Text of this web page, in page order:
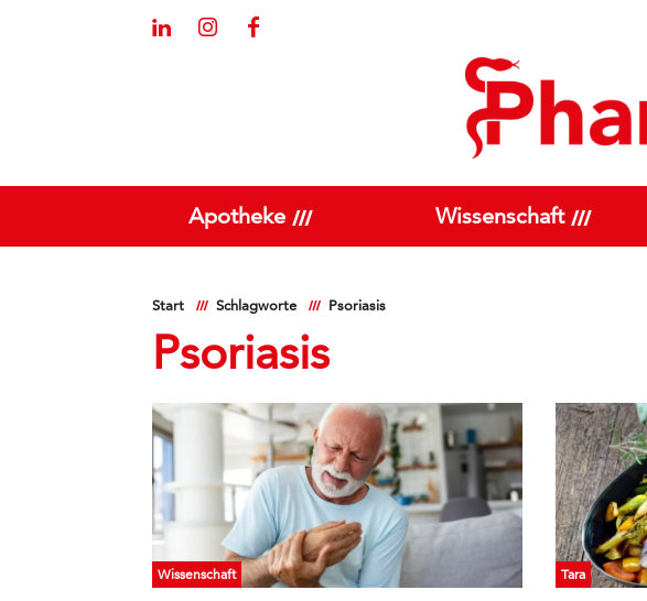
Apotheke Wissenschaft
Start Schlagworte Psoriasis
Psoriasis
Wissenschaft Tara